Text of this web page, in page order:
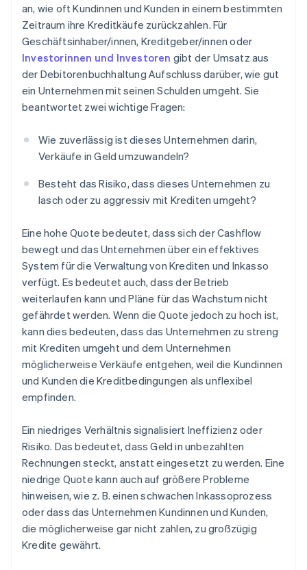
an, wie oft Kundinnen und Kunden in einem bestimmten
Zeitraum ihre Kreditkäufe zurückzahlen. Für
Geschäftsinhaber/innen, Kreditgeber/innen oder
Investorinnen und Investoren gibt der Umsatz aus
der Debitorenbuchhaltung Aufschluss darüber, wie gut
ein Unternehmen mit seinen Schulden umgeht. Sie
beantwortet zwei wichtige Fragen:
Wie zuverlässig ist dieses Unternehmen darin,
Verkäufe in Geld umzuwandeln?
Besteht das Risiko, dass dieses Unternehmen zu
lasch oder zu aggressiv mit Krediten umgeht?
Eine hohe Quote bedeutet, dass sich der Cashflow
bewegt und das Unternehmen über ein effektives
System für die Verwaltung von Krediten und Inkasso
verfügt. Es bedeutet auch, dass der Betrieb
weiterlaufen kann und Pläne für das Wachstum nicht
gefährdet werden. Wenn die Quote jedoch zu hoch ist,
kann dies bedeuten, dass das Unternehmen zu streng
mit Krediten umgeht und dem Unternehmen
möglicherweise Verkäufe entgehen, weil die Kundinnen
und Kunden die Kreditbedingungen als unflexibel
empfinden.
Ein niedriges Verhältnis signalisiert Ineffizienz oder
Risiko. Das bedeutet, dass Geld in unbezahlten
Rechnungen steckt, anstatt eingesetzt zu werden. Eine
niedrige Quote kann auch auf größere Probleme
hinweisen, wie z. B. einen schwachen Inkassoprozess
oder dass das Unternehmen Kundinnen und Kunden,
die möglicherweise gar nicht zahlen, zu großzügig
Kredite gewährt.